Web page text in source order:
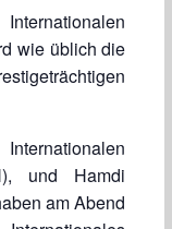
wie üblich die
und Hamdi
am Abend